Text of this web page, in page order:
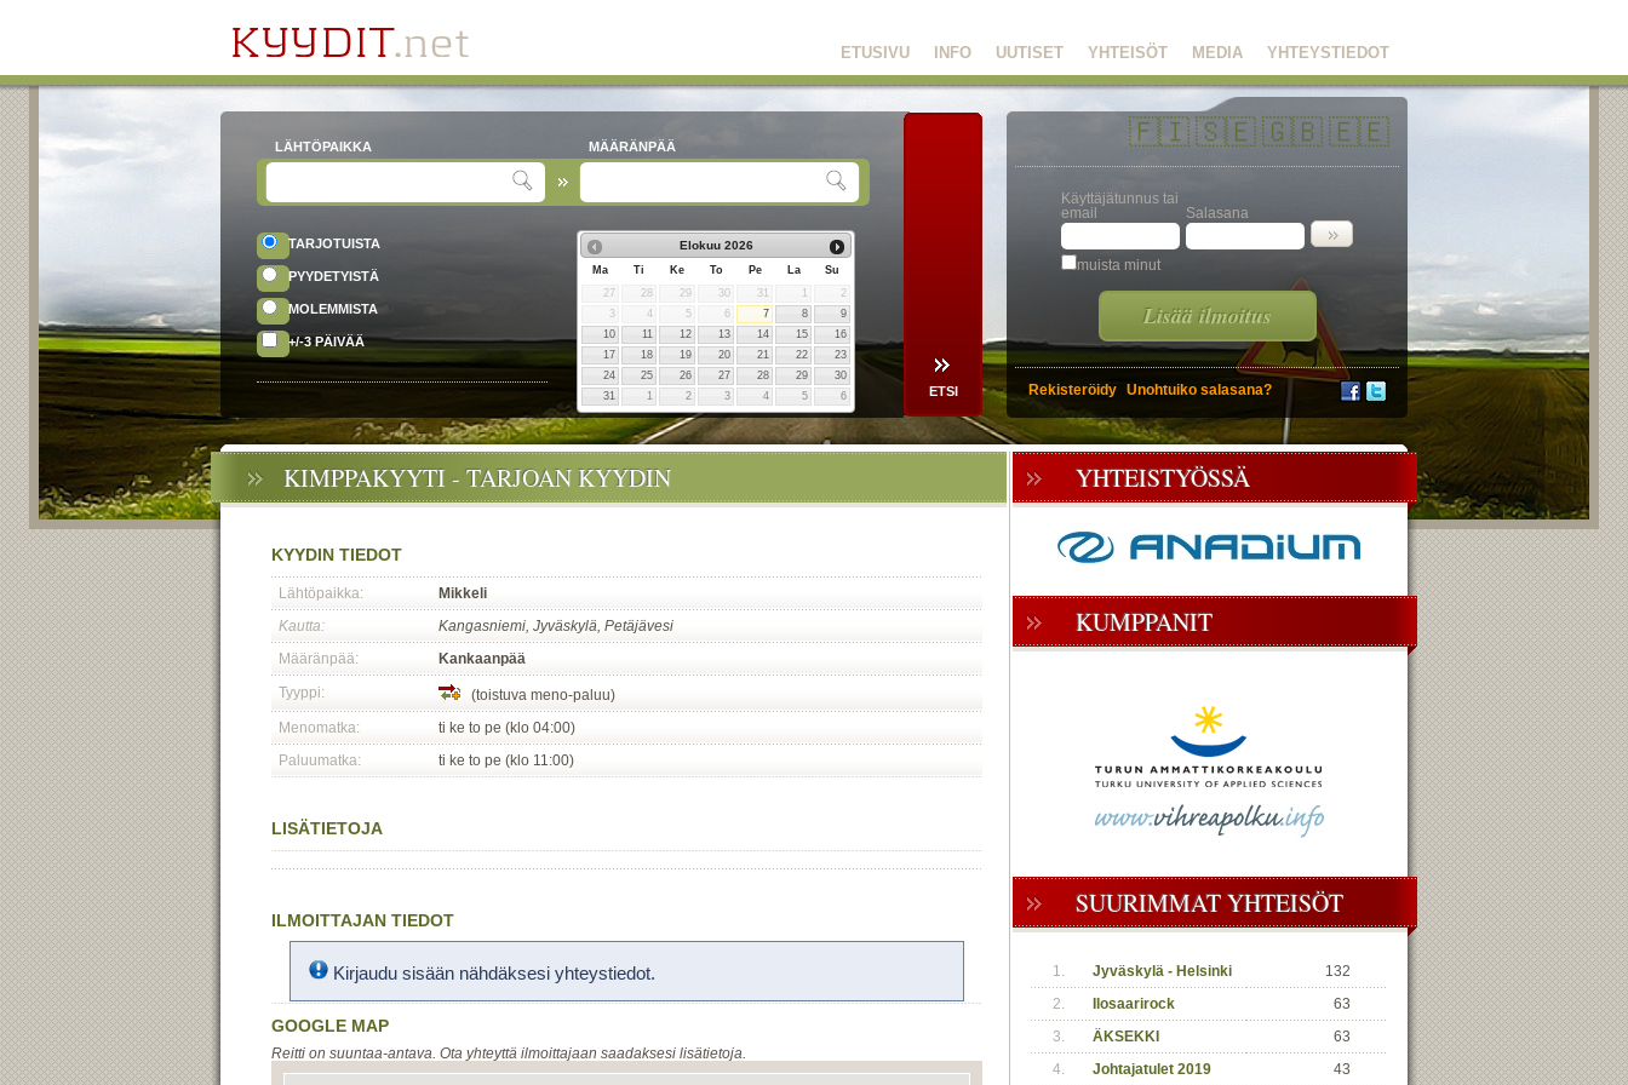
YHTEYSTIEDOT
MEDIA
YHTEISÖT
UUTISET
INFO
ETUSIVU
LÄHTÖPAIKKA MÄÄRÄNPÄÄ
TARJOTUISTA
PYYDETYISTÄ
MOLEMMISTA
+/-3 PÄIVÄÄ
Elokuu 2026
Ma Ti Ke To Pe La
Su
27
28 29 30 31
2
3
4 5 6 7 8
9
10
11 12 13 14 15
16
17
18 19 20 21 22
23
24
25 26 27 28 29
30
31
1 2 3 4 5 6
🇫🇮🇸🇪🇬🇧🇪🇪
Käyttäjätunnus tai
email
Salasana
muista minut
Lisää ilmoitus
Rekisteröidy Unohtuiko salasana?
KIMPPAKYYTI - TARJOAN KYYDIN
KYYDIN TIEDOT
Lähtöpaikka:
Mikkeli
Kautta:
Kangasniemi, Jyväskylä, Petäjävesi
Määränpää:
Kankaanpää
Tyyppi:
(toistuva meno-paluu)
Menomatka:
ti ke to pe (klo 04:00)
Paluumatka:
ti ke to pe (klo 11:00)
LISÄTIETOJA
ILMOITTAJAN TIEDOT
Kirjaudu sisään nähdäksesi yhteystiedot.
GOOGLE MAP
Reitti on suuntaa-antava. Ota yhteyttä ilmoittajaan saadaksesi lisätietoja.
YHTEISTYÖSSÄ
KUMPPANIT
SUURIMMAT YHTEISÖT
1. Jyväskylä - Helsinki
132
2.
Ilosaarirock
63
3.
ÄKSEKKI
63
4.
Johtajatulet 2019
43